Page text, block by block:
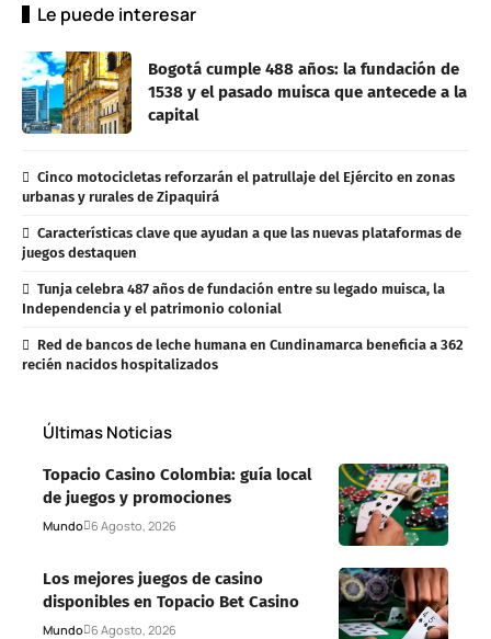
Le puede interesar
Bogotá cumple 488 años: la fundación de
1538 y el pasado muisca que antecede a la
capital
Cinco motocicletas reforzarán el patrullaje del Ejército en zonas
urbanas y rurales de Zipaquirá
Características clave que ayudan a que las nuevas plataformas de
juegos destaquen
Tunja celebra 487 años de fundación entre su legado muisca, la
Independencia y el patrimonio colonial
Red de bancos de leche humana en Cundinamarca beneficia a 362
recién nacidos hospitalizados
Últimas Noticias
Topacio Casino Colombia: guía local
de juegos y promociones
Mundo 6 Agosto, 2026
Los mejores juegos de casino
disponibles en Topacio Bet Casino
Mundo 6 Agosto, 2026